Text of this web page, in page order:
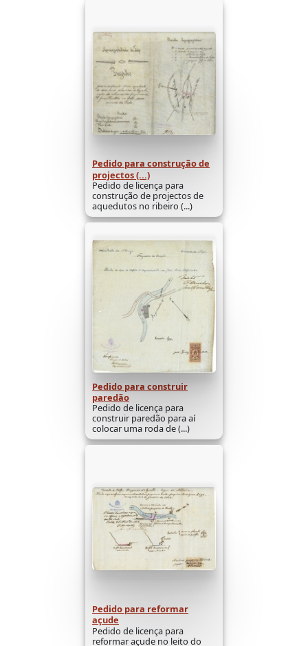
Pedido para construção de
projectos (...)
Pedido de licença para
construção de projectos de
aquedutos no ribeiro (...)
Pedido para construir
paredão
Pedido de licença para
construir paredão para aí
colocar uma roda de (...)
Pedido para reformar
açude
Pedido de licença para
reformar açude no leito do